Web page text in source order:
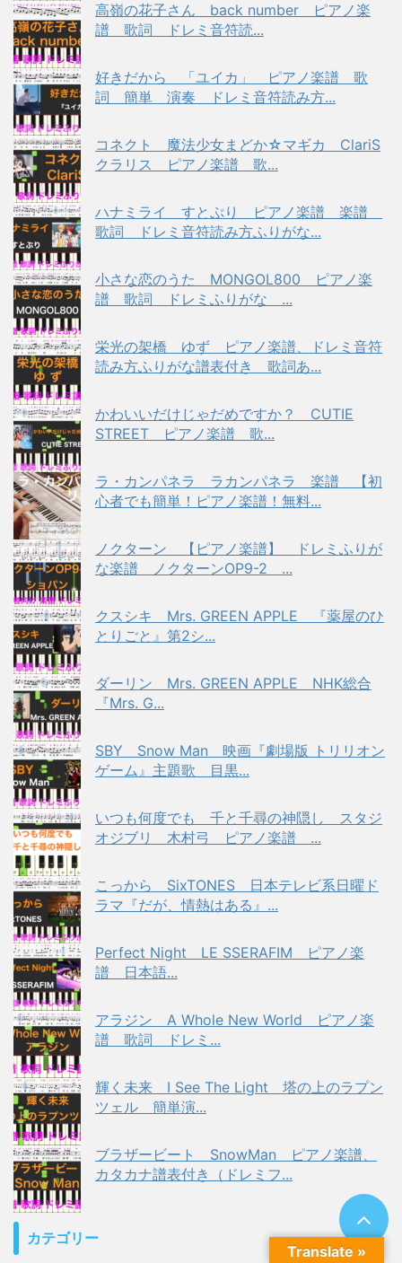
高嶺の花子さん back number ピアノ楽
譜 歌詞 ドレミ音符読...
好きだから 「ユイカ」 ピアノ楽譜 歌
詞 簡単 演奏 ドレミ音符読み方...
コネクト 魔法少女まどか☆マギカ ClariS
クラリス ピアノ楽譜 歌...
ハナミライ すとぷり ピアノ楽譜 楽譜
歌詞 ドレミ音符読み方ふりがな...
小さな恋のうた MONGOL800 ピアノ楽
譜 歌詞 ドレミふりがな ...
栄光の架橋 ゆず ピアノ楽譜、ドレミ音符
読み方ふりがな譜表付き 歌詞あ...
かわいいだけじゃだめですか？ CUTIE
STREET ピアノ楽譜 歌...
ラ・カンパネラ ラカンパネラ 楽譜 【初
心者でも簡単！ピアノ楽譜！無料...
ノクターン 【ピアノ楽譜】 ドレミふりが
な楽譜 ノクターンOP9-2 ...
クスシキ Mrs. GREEN APPLE 『薬屋のひ
とりごと』第2シ...
ダーリン Mrs. GREEN APPLE NHK総合
『Mrs. G...
SBY Snow Man 映画『劇場版 トリリオン
ゲーム』主題歌 目黒...
いつも何度でも 千と千尋の神隠し スタジ
オジブリ 木村弓 ピアノ楽譜 ...
こっから SixTONES 日本テレビ系日曜ド
ラマ『だが、情熱はある』...
Perfect Night LE SSERAFIM ピアノ楽
譜 日本語...
アラジン A Whole New World ピアノ楽
譜 歌詞 ドレミ...
輝く未来 I See The Light 塔の上のラプン
ツェル 簡単演...
ブラザービート SnowMan ピアノ楽譜、
カタカナ譜表付き（ドレミフ...
カテゴリー
Translate »